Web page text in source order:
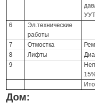
6
Эл.технические
работы
7
Отмостка
8
Лифты
9
Дом: